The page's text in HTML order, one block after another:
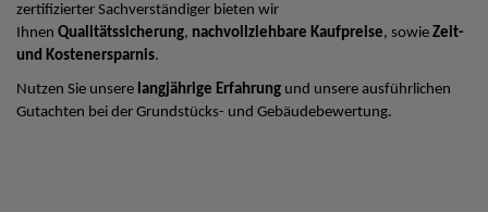
zertifizierter Sachverständiger bieten wir
Ihnen Qualitätssicherung, nachvollziehbare Kaufpreise, sowie Zeit-
und Kostenersparnis.
Nutzen Sie unsere langjährige Erfahrung und unsere ausführlichen
Gutachten bei der Grundstücks- und Gebäudebewertung.